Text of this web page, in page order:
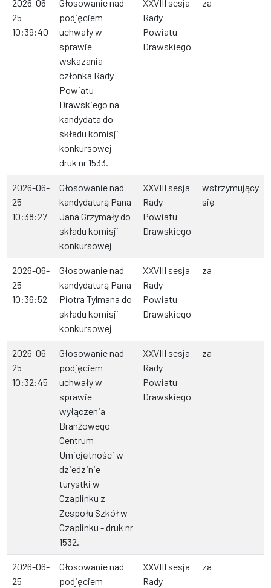
2026-06-
25
10:39:40
Głosowanie nad
podjęciem
uchwały w
sprawie
wskazania
członka Rady
Powiatu
Drawskiego na
kandydata do
składu komisji
konkursowej -
druk nr 1533.
XXVIII sesja
Rady
Powiatu
Drawskiego
za
2026-06-
25
10:38:27
Głosowanie nad
kandydaturą Pana
Jana Grzymały do
składu komisji
konkursowej
XXVIII sesja
Rady
Powiatu
Drawskiego
wstrzymujący
się
2026-06-
25
10:36:52
Głosowanie nad
kandydaturą Pana
Piotra Tylmana do
składu komisji
konkursowej
XXVIII sesja
Rady
Powiatu
Drawskiego
za
2026-06-
25
10:32:45
Głosowanie nad
podjęciem
uchwały w
sprawie
wyłączenia
Branżowego
Centrum
Umiejętności w
dziedzinie
turystki w
Czaplinku z
Zespołu Szkół w
Czaplinku - druk nr
1532.
XXVIII sesja
Rady
Powiatu
Drawskiego
za
2026-06-
25
Głosowanie nad
podjęciem
XXVIII sesja
Rady
za